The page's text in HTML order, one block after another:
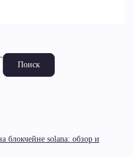
Поиск
блокчейне solana: обзор и